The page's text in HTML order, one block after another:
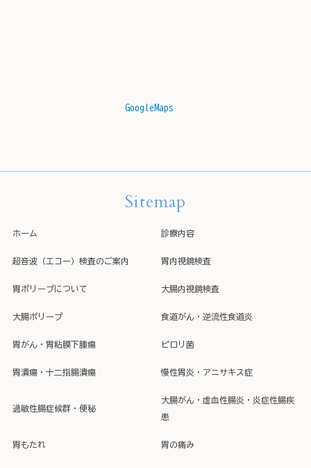
GoogleMaps
Sitemap
ホーム 診療内容
超音波（エコー）検査のご案内 胃内視鏡検査
胃ポリープについて 大腸内視鏡検査
大腸ポリープ 食道がん・逆流性食道炎
胃がん・胃粘膜下腫瘍 ピロリ菌
胃潰瘍・十二指腸潰瘍 慢性胃炎・アニサキス症
過敏性腸症候群・便秘
大腸がん・虚血性腸炎・炎症性腸疾
患
胃もたれ 胃の痛み